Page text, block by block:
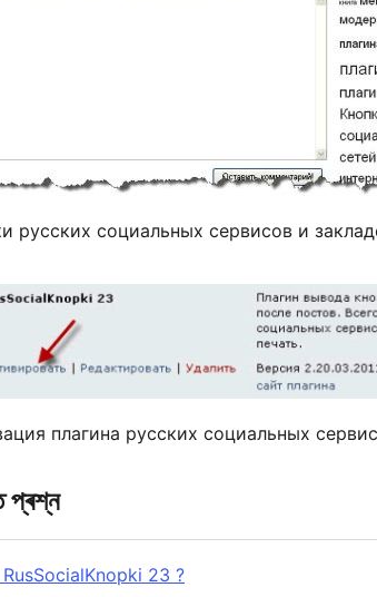
русских социальных сервисов и
плагина русских социальных
প্ৰশ্ন
23 ?